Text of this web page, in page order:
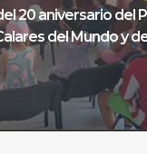
20 aniversario del
del Mundo y